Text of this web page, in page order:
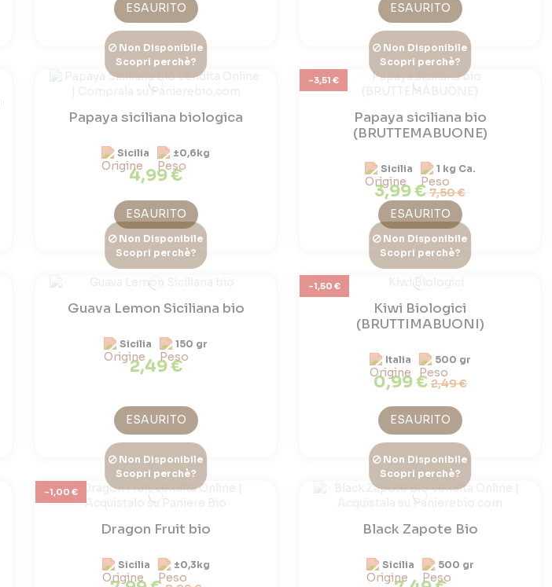
ESAURITO ESAURITO
Non Disponibile
Scopri perchè?
Papaya siciliana biologica
Sicilia ±0,6kg
4,99 €
ESAURITO
-3,51 €
Non Disponibile
Scopri perchè?
Papaya siciliana bio
(BRUTTEMABUONE)
Sicilia 1 kg Ca.
3,99 € 7,50 €
ESAURITO
Non Disponibile
Scopri perchè?
Guava Lemon Siciliana bio
Sicilia 150 gr
2,49 €
ESAURITO
-1,50 €
Non Disponibile
Scopri perchè?
Kiwi Biologici
(BRUTTIMABUONI)
Italia 500 gr
0,99 €2,49 €
ESAURITO
-1,00 €
Non Disponibile
Scopri perchè?
Dragon Fruit bio
Sicilia ±0,3kg
Non Disponibile
Scopri perchè?
Black Zapote Bio
Sicilia 500 gr